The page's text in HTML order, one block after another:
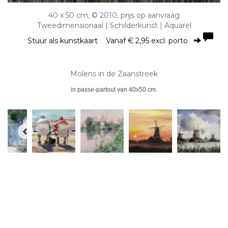
40 x 50 cm, © 2010, prijs op aanvraag
Tweedimensionaal | Schilderkunst | Aquarel
Stuur als kunstkaart Vanaf € 2,95 excl. porto
Molens in de Zaanstreek
in passe-partout van 40x50 cm.